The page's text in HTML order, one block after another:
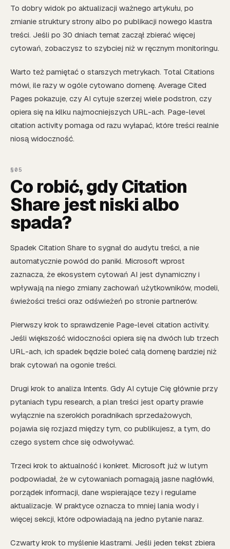
To dobry widok po aktualizacji ważnego artykułu, po
zmianie struktury strony albo po publikacji nowego klastra
treści. Jeśli po 30 dniach temat zaczął zbierać więcej
cytowań, zobaczysz to szybciej niż w ręcznym monitoringu.
Warto też pamiętać o starszych metrykach. Total Citations
mówi, ile razy w ogóle cytowano domenę. Average Cited
Pages pokazuje, czy AI cytuje szerzej wiele podstron, czy
opiera się na kilku najmocniejszych URL-ach. Page-level
citation activity pomaga od razu wyłapać, które treści realnie
niosą widoczność.
Co robić, gdy Citation
Share jest niski albo
spada?
Spadek Citation Share to sygnał do audytu treści, a nie
automatycznie powód do paniki. Microsoft wprost
zaznacza, że ekosystem cytowań AI jest dynamiczny i
wpływają na niego zmiany zachowań użytkowników, modeli,
świeżości treści oraz odświeżeń po stronie partnerów.
Pierwszy krok to sprawdzenie Page-level citation activity.
Jeśli większość widoczności opiera się na dwóch lub trzech
URL-ach, ich spadek będzie boleć całą domenę bardziej niż
brak cytowań na ogonie treści.
Drugi krok to analiza Intents. Gdy AI cytuje Cię głównie przy
pytaniach typu research, a plan treści jest oparty prawie
wyłącznie na szerokich poradnikach sprzedażowych,
pojawia się rozjazd między tym, co publikujesz, a tym, do
czego system chce się odwoływać.
Trzeci krok to aktualność i konkret. Microsoft już w lutym
podpowiadał, że w cytowaniach pomagają jasne nagłówki,
porządek informacji, dane wspierające tezy i regularne
aktualizacje. W praktyce oznacza to mniej lania wody i
więcej sekcji, które odpowiadają na jedno pytanie naraz.
Czwarty krok to myślenie klastrami. Jeśli jeden tekst zbiera